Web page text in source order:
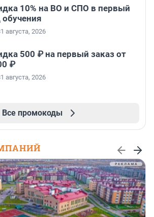
10% на ВО и СПО в первый
обучения
августа, 2026
500 ₽ на первый заказ от
₽
августа, 2026
Все промокоды